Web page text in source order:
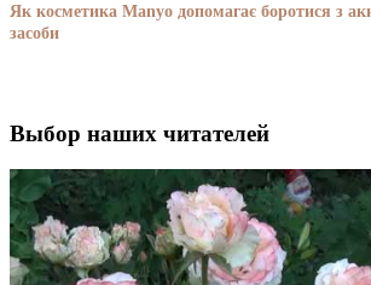
Як косметика Manyo допомагає боротися з
засоби
Выбор наших читателей